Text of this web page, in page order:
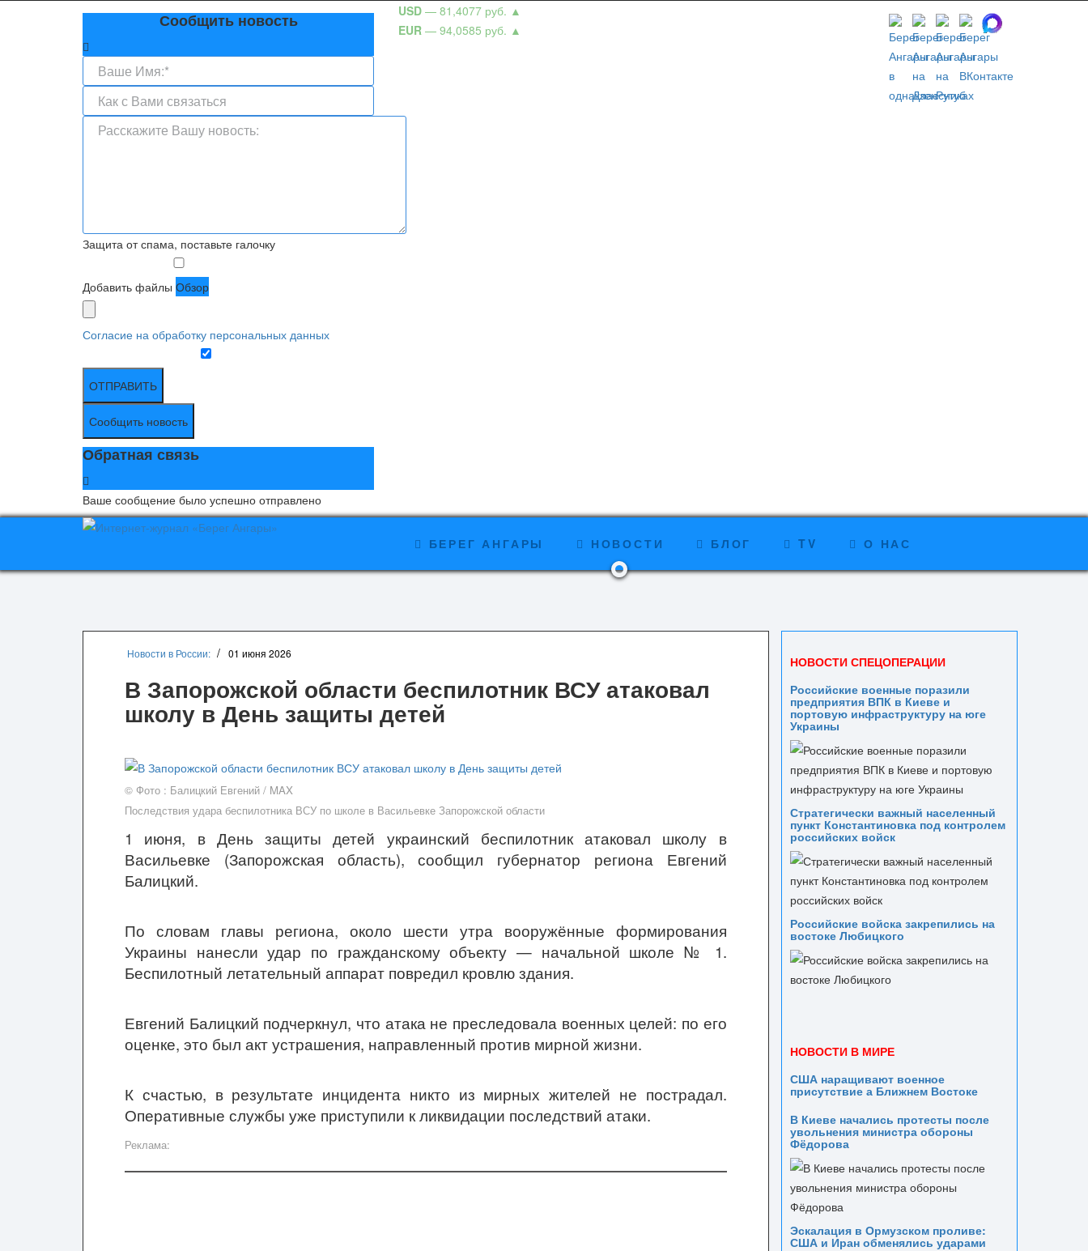
Сообщить новость
Защита от спама, поставьте галочку
Добавить файлы Обзор
Согласие на обработку персональных данных
ОТПРАВИТЬ
Сообщить новость
Обратная связь
Ваше сообщение было успешно отправлено
USD — 81,4077 руб. ▲
EUR — 94,0585 руб. ▲
БЕРЕГ АНГАРЫ НОВОСТИ БЛОГ TV О НАС
Новости в России: 01 июня 2026
В Запорожской области беспилотник ВСУ атаковал
школу в День защиты детей
© Фото : Балицкий Евгений / MAX
Последствия удара беспилотника ВСУ по школе в Васильевке Запорожской области
1 июня, в День защиты детей украинский беспилотник атаковал школу в
Васильевке (Запорожская область), сообщил губернатор региона Евгений
Балицкий.
По словам главы региона, около шести утра вооружённые формирования
Украины нанесли удар по гражданскому объекту — начальной школе № 1.
Беспилотный летательный аппарат повредил кровлю здания.
Евгений Балицкий подчеркнул, что атака не преследовала военных целей: по его
оценке, это был акт устрашения, направленный против мирной жизни.
К счастью, в результате инцидента никто из мирных жителей не пострадал.
Оперативные службы уже приступили к ликвидации последствий атаки.
Реклама:
НОВОСТИ СПЕЦОПЕРАЦИИ
Российские военные поразили
предприятия ВПК в Киеве и
портовую инфраструктуру на юге
Украины
Стратегически важный населенный
пункт Константиновка под контролем
российских войск
Российские войска закрепились на
востоке Любицкого
НОВОСТИ В МИРЕ
США наращивают военное
присутствие а Ближнем Востоке
В Киеве начались протесты после
увольнения министра обороны
Фёдорова
Эскалация в Ормузском проливе:
США и Иран обменялись ударами